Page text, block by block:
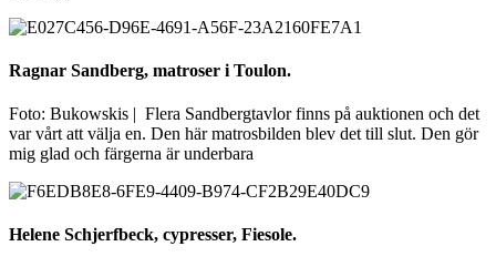
Ragnar Sandberg, matroser i Toulon.
Foto: Bukowskis | Flera Sandbergtavlor finns på auktionen och det
var vårt att välja en. Den här matrosbilden blev det till slut. Den gör
mig glad och färgerna är underbara
Helene Schjerfbeck, cypresser, Fiesole.